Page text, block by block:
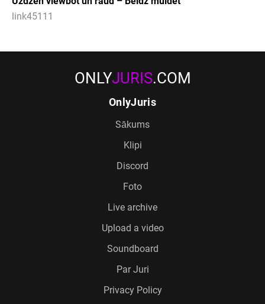
link45111
ONLYJURIS.COM
OnlyJuris
Sākums
Klipi
Discord
Foto
Live archive
Upload a video
Soundboard
Par Juri
Privacy Policy